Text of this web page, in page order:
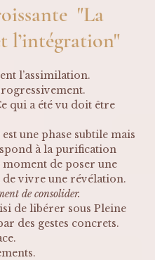
"La
l’intégration"
l’assimilation.
qui a été vu doit être
une phase subtile mais
à la purification
moment de poser une
vivre une révélation.
de consolider.
de libérer sous Pleine
des gestes concrets.